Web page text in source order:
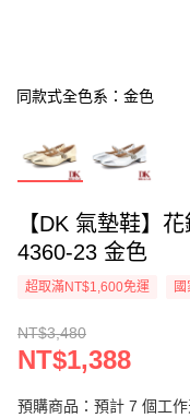
同款式全色系：金色
【DK 氣墊鞋】
4360-23 金色
超取滿NT$1,600免運
NT$3,480
NT$1,388
預購商品：預計 7 個工